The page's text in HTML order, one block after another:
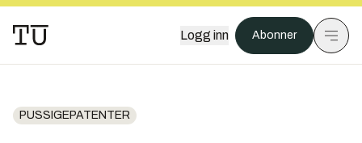
Logg inn Abonner
PUSSIGEPATENTER